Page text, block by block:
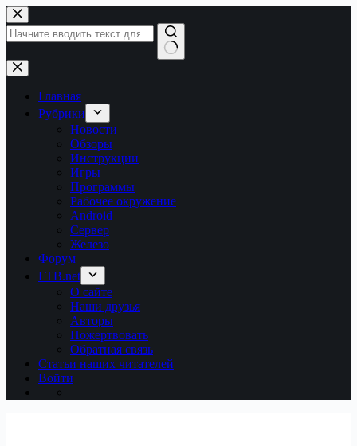
Перейти
к
сути
Ничего
не
найденоГлавная
Рубрики
Новости
Обзоры
Инструкции
Игры
Программы
Рабочее окружение
Android
Сервер
Железо
Форум
LTB.net
О сайте
Наши друзья
Авторы
Пожертвовать
Обратная связь
Статьи наших читателей
Войти